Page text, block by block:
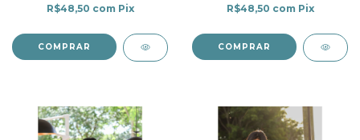
R$48,50 com Pix
COMPRAR
R$48,50 com Pix
COMPRAR